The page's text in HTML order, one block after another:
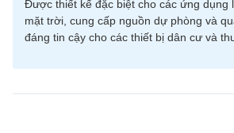
Được thiết kế đặc biệt cho các ứng dụng
mặt trời, cung cấp nguồn dự phòng và
đáng tin cậy cho các thiết bị dân cư và